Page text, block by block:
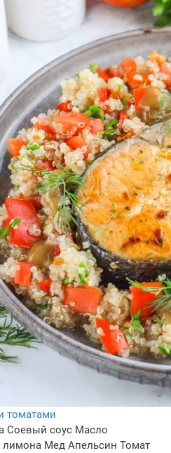
томатами
Соевый соус Масло
лимона Мед Апельсин Томат